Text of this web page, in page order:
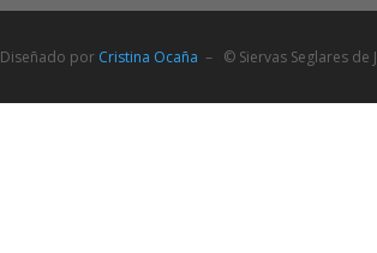
Diseñado por Cristina Ocaña – © Siervas Seglares de